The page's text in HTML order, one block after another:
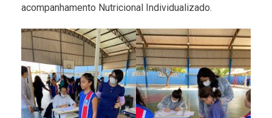
acompanhamento Nutricional Individualizado.